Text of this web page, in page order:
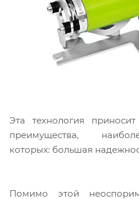
Эта технология
преимущества,
которых: большая
Помимо этой